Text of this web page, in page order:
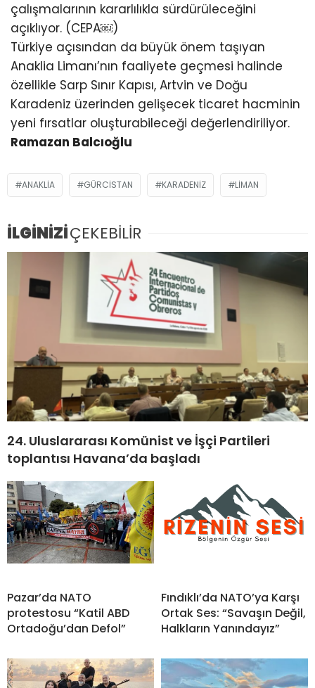
çalışmalarının kararlılıkla sürdürüleceğini
açıklıyor. (CEPA⁠￼)
Türkiye açısından da büyük önem taşıyan
Anaklia Limanı’nın faaliyete geçmesi halinde
özellikle Sarp Sınır Kapısı, Artvin ve Doğu
Karadeniz üzerinden gelişecek ticaret hacminin
yeni fırsatlar oluşturabileceği değerlendiriliyor.
Ramazan Balcıoğlu
ANAKLIA GÜRCISTAN KARADENIZ LIMAN
İLGİNİZİÇEKEBİLİR
24. Uluslararası Komünist ve İşçi Partileri
toplantısı Havana’da başladı
Pazar’da NATO
protestosu “Katil ABD
Ortadoğu’dan Defol”
Fındıklı’da NATO’ya Karşı
Ortak Ses: “Savaşın Değil,
Halkların Yanındayız”